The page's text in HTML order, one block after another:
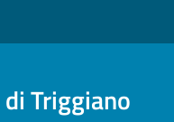
Triggiano